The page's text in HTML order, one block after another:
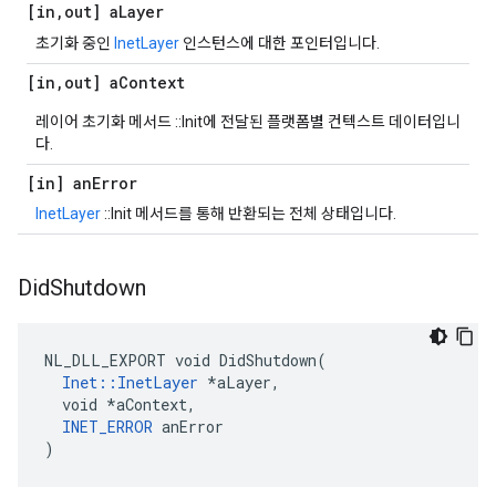
[in , out] aLayer
초기화 중인 InetLayer 인스턴스에 대한 포인터입니다.
[in , out] aContext
레이어 초기화 메서드 ::Init에 전달된 플랫폼별 컨텍스트 데이터입니
다.
[in] anError
InetLayer::Init 메서드를 통해 반환되는 전체 상태입니다.
DidShutdown
NL_DLL_EXPORT void DidShutdown(
Inet::InetLayer *aLayer,
  void *aContext,
INET_ERROR anError
)